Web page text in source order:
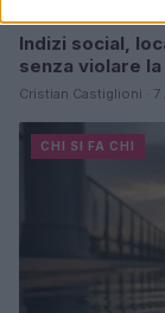
Indizi social,
senza violare
Cristian Castiglioni ·
CHI SI FA CHI